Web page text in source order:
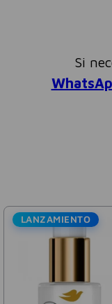
Si
LANZAMIENTO